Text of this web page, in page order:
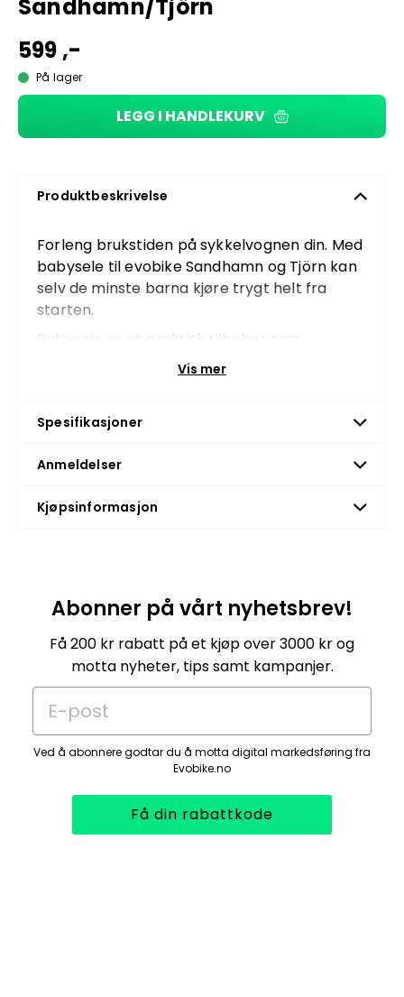
Sandhamn/Tjörn
599 ,-
På lager
LEGG I HANDLEKURV
Produktbeskrivelse
Forleng brukstiden på sykkelvognen din. Med
babysele til evobike Sandhamn og Tjörn kan
selv de minste barna kjøre trygt helt fra
starten.
Babysele er et praktisk tilbehør som
monteres i sykkelvognen når barnet er for
lite til den vanlige, innebygde selen. Den gir
sørger for at barnet sitter trygt og stabilt
selen fortsatt er for stor.
Når barnet vokser og den innebygde selen
passer bedre, kan babysele enkelt tas bort.
praktisk løsning for familier som ønsker å få
mest mulig ut av sykkelvognen sin.
Et gjennomtenkt tilbehør som gir fleksibilitet,
trygghet og muligheten til å tilpasse
sykkelvognen etter barnets utvikling.
Vis mer
Spesifikasjoner
Anmeldelser
Kjøpsinformasjon
Abonner på vårt nyhetsbrev!
Få 200 kr rabatt på et kjøp over 3000 kr og
motta nyheter, tips samt kampanjer.
E-post
Ved å abonnere godtar du å motta digital markedsføring fra
Evobike.no
Få din rabattkode